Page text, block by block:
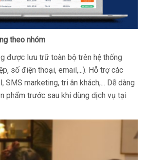
theo nhóm
được lưu trữ toàn bộ trên hệ thống
số điện thoại, email,...). Hỗ trợ các
SMS marketing, tri ân khách,... Dễ dàng
phẩm trước sau khi dùng dịch vụ tại